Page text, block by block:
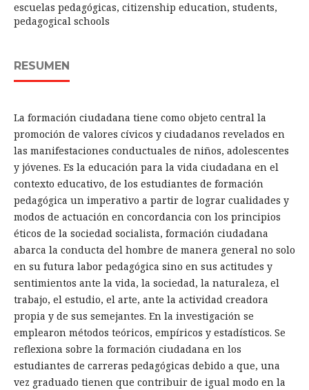
escuelas pedagógicas, citizenship education, students,
pedagogical schools
RESUMEN
La formación ciudadana tiene como objeto central la
promoción de valores cívicos y ciudadanos revelados en
las manifestaciones conductuales de niños, adolescentes
y jóvenes. Es la educación para la vida ciudadana en el
contexto educativo, de los estudiantes de formación
pedagógica un imperativo a partir de lograr cualidades y
modos de actuación en concordancia con los principios
éticos de la sociedad socialista, formación ciudadana
abarca la conducta del hombre de manera general no solo
en su futura labor pedagógica sino en sus actitudes y
sentimientos ante la vida, la sociedad, la naturaleza, el
trabajo, el estudio, el arte, ante la actividad creadora
propia y de sus semejantes. En la investigación se
emplearon métodos teóricos, empíricos y estadísticos. Se
reflexiona sobre la formación ciudadana en los
estudiantes de carreras pedagógicas debido a que, una
vez graduado tienen que contribuir de igual modo en la